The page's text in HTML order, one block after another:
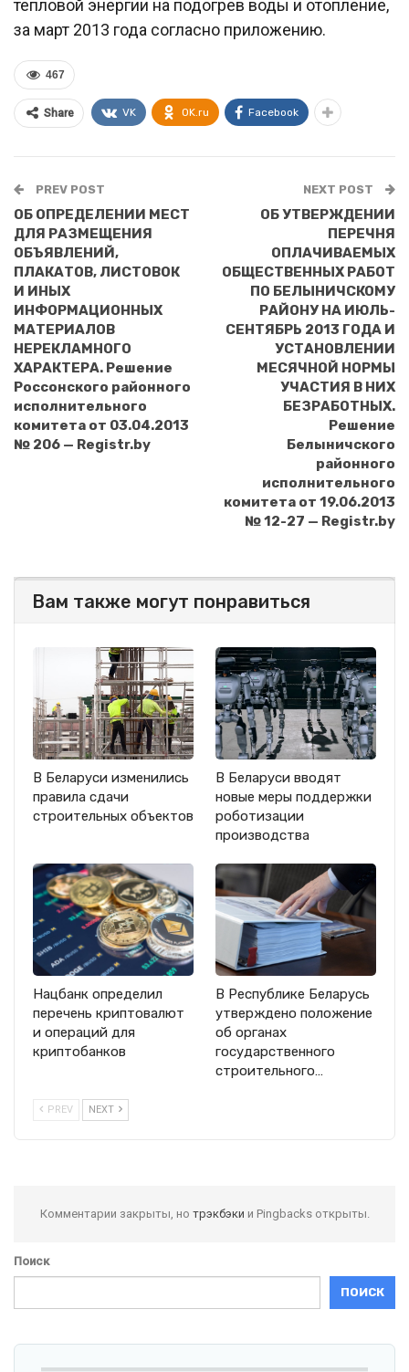
тепловой энергии на подогрев воды и отопление,
за март 2013 года согласно приложению.
467
Share VK OK.ru Facebook
PREV POST
ОБ ОПРЕДЕЛЕНИИ МЕСТ
ДЛЯ РАЗМЕЩЕНИЯ
ОБЪЯВЛЕНИЙ,
ПЛАКАТОВ, ЛИСТОВОК
И ИНЫХ
ИНФОРМАЦИОННЫХ
МАТЕРИАЛОВ
НЕРЕКЛАМНОГО
ХАРАКТЕРА. Решение
Россонского районного
исполнительного
комитета от 03.04.2013
№ 206 — Registr.by
NEXT POST
ОБ УТВЕРЖДЕНИИ
ПЕРЕЧНЯ
ОПЛАЧИВАЕМЫХ
ОБЩЕСТВЕННЫХ РАБОТ
ПО БЕЛЫНИЧСКОМУ
РАЙОНУ НА ИЮЛЬ-
СЕНТЯБРЬ 2013 ГОДА И
УСТАНОВЛЕНИИ
МЕСЯЧНОЙ НОРМЫ
УЧАСТИЯ В НИХ
БЕЗРАБОТНЫХ.
Решение
Белыничского
районного
исполнительного
комитета от 19.06.2013
№ 12-27 — Registr.by
Вам также могут понравиться
В Беларуси изменились
правила сдачи
строительных объектов
В Беларуси вводят
новые меры поддержки
роботизации
производства
Нацбанк определил
перечень криптовалют
и операций для
криптобанков
В Республике Беларусь
утверждено положение
об органах
государственного
строительного…
PREV NEXT
Комментарии закрыты, но трэкбэки и Pingbacks открыты.
Поиск
ПОИСК